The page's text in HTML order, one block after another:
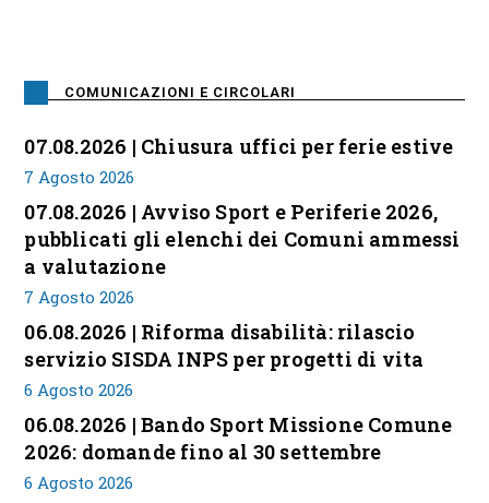
COMUNICAZIONI E CIRCOLARI
07.08.2026 | Chiusura uffici per ferie estive
7 Agosto 2026
07.08.2026 | Avviso Sport e Periferie 2026,
pubblicati gli elenchi dei Comuni ammessi
a valutazione
7 Agosto 2026
06.08.2026 | Riforma disabilità: rilascio
servizio SISDA INPS per progetti di vita
6 Agosto 2026
06.08.2026 | Bando Sport Missione Comune
2026: domande fino al 30 settembre
6 Agosto 2026